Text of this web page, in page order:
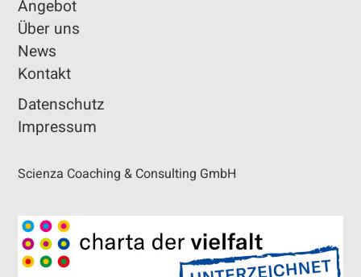
Angebot
Über uns
News
Kontakt
Datenschutz
Impressum
Scienza Coaching & Consulting GmbH